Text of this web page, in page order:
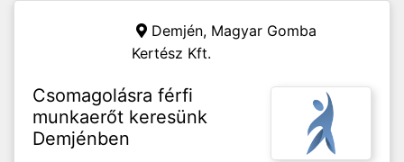
Demjén, Magyar Gomba
Kertész Kft.
Csomagolásra férfi
munkaerőt keresünk
Demjénben